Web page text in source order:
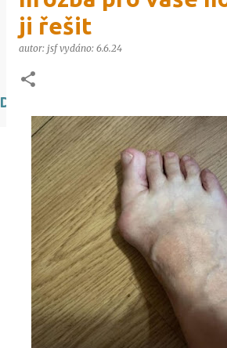
DOPORUČUJEME
ji řešit
autor: jsf vydáno: 6.6.24